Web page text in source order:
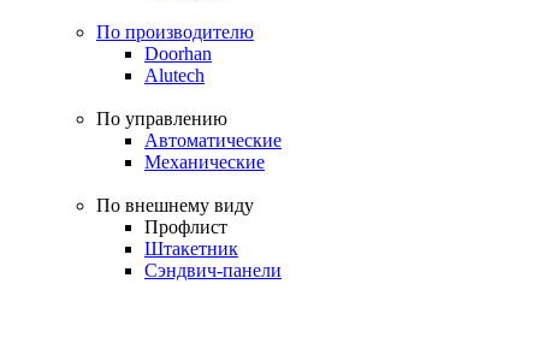
По производителю
Doorhan
Alutech
По управлению
Автоматические
Механические
По внешнему виду
Профлист
Штакетник
Сэндвич-панели